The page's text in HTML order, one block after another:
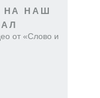
НА НАШ
от «Слово и